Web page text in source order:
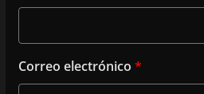
Correo electrónico *